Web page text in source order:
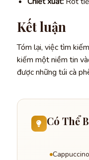
Kết luận
Tóm lại, việc tìm
kiếm một niềm tin
được những túi cà
Có Thể